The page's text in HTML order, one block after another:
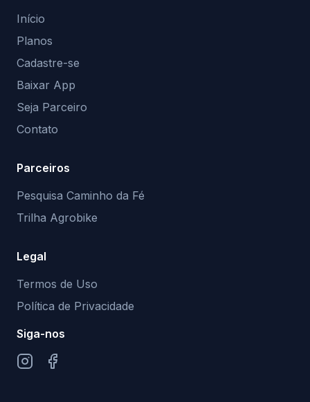
Início
Planos
Cadastre-se
Baixar App
Seja Parceiro
Contato
Parceiros
Pesquisa Caminho da Fé
Trilha Agrobike
Legal
Termos de Uso
Política de Privacidade
Siga-nos